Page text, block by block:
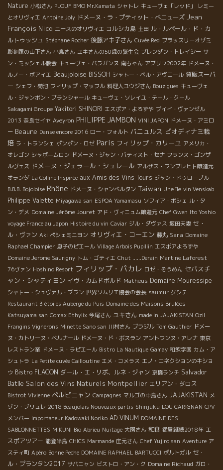
Nature 小松さん PLOUF BMO Mr.Kamata シャトレ キューヴェ「レッド」
レミー
とオリヴィエ Antoine Joly ドメーヌ・ラ・プティット・べニューズ Jean
François Nicq ニースのオリヴィエ コルシカ島 土田 ル・ルペール・ド・カ
ルトゥッシュ Stéphane Rocher 後藤アキ子さん Cuvée Red ブラッスリーオザミ
彫刻家の山下さん 小島さん ユキさんの50歳の誕生会 ブレンダン・トレイシー サ
ン・ミッシェル教会 キューヴェ・バラガンヌ 南ちゃん アブリウ2002年 ドメーヌ・
ルノー・ボアイエ Beaujoloise BISSOH シャトー・ベル・アヴニール 質販スーパ
ー シェフ・菊池 フィリップ・マッフル 料理人ユウジさん Bouzigues キューヴェ
ル・ジャンボン・ブランシャール キューヴェ・ソレイユ・テール・クール
Sakagami Groupe Yakitori SHINORI エスポア・よろずや プイイ・ヴァンゼル
2013 奈良セイヤ Aveyron PHILIPPE JAMBON VINI JAPON ドメーヌ・アミロ
ー Beaune Danse encore 2016 ロー・フォルト バニュルス ビオディナミ栽
培 ラ・トランシェ ポンポン・ロゼ Paris フィリップ・カリーユ アメリカ・
オレゴン シャポームロン ドメーヌ・ジャン・バティスト・セナ フランス・ゴンザ
ルヴェス ドメーヌ・ジェラール・シュレール アルザス・フンブレヒト醸造元
オランダ La Colline Inspirée aux Amis des Vins Tours ジャン・ドゥローブル
B.B.B. Bojoloise Rhône ドメーヌ・シャンベルタン Taiwan Une île vin Venskab
Philippe Valette Miyagawa san ESPOA Yamamasu ソフィア・ボシェ ル・タ
ン・デメ Domaine Jérôme Jouret アド・ヴィニュム醸造元 Chef Gwen Ito Yoshio
voyage France au Japon Histoire du vin Caviar ジル・ダヴァス 坂田夫妻 セ・
ル・ヴァン Aki ペシェミニヨン オリヴィエ・コーエン 藤丸 Sara Domaine
Raphael Champier 息子のピエール Village Arbois Pupillin エスポアよろずや
Domaine Jerome Saurigny トム・ゴティエ Chut ......Derain Martine Laforest
76ヴァン Hoshino Resort フィリップ・パカレ ロゼ・そうめん セバスチ
ャン・シャティヨン イヴ・カムドボルド Matheus Domaine Mouressipe
シャトー・シュヴァル・ブラン 世界ソムリエ協会の会長 saumur グシテ
Restaurant 3 étoiles Auberge du Puis Domaine des Maisons Brulées
Katsuyama san Comax Ethylix 今尾さん ユキさん made in JAJAKISTAN Ozil
Frangins Vignerons Minette Sano san 川村さん ブラジル Tom Gauthier ドメー
ヌ・カトリーヌ・ベルナール ドメーヌ・ド・ボスラン アントワンヌ・アレナ 東京
レストラン業 ドメーヌ・ラピエール Bistro La Nautique Gamay 和飲学園 カム・ア
シュトラ La Petite cuvée Cailloutine エメ・コメラス エノ・コネクションのキショ
ウ Bistro FLACON ダール・エ・リボ、ルネ・ジャン 京橋ランチ Salvador
Batlle Salon des Vins Naturels Montpellier エリアン・ダロス
Bistrot VIvienne ペルピニャン Campagnes マルゴの中島さん JAJAKISTAN メ
ゾン・ブリュレ 2018 Beaujolais Nouveaux partis Shinjuku LOU CARIGNAN CPV
メンバー Importateur Kadowaki Noriko AD VINUM DOMAINE DES
SABLONNETTES MIKUNI Bio Abrieu Nuitage 大園さん 和食 猛暑継続2018年 エ
スポアツアー 能登半島 CHICS Marmande 庄元さん Chef Yujiro san Aventure ア
スティ町 Apéro Bonne Peche DOMAINE RAPHAEL BARTUCCI ポルトガル セ・
ル・プランタン2017 サバニャン ビストロ・アン・ク Domaine Richaud ガロ・